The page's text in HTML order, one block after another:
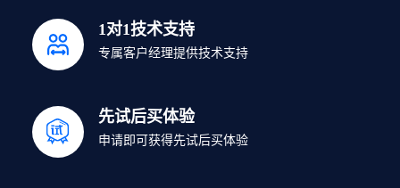
1对1技术支持
专属客户经理提供技术支持
先试后买体验
申请即可获得先试后买体验